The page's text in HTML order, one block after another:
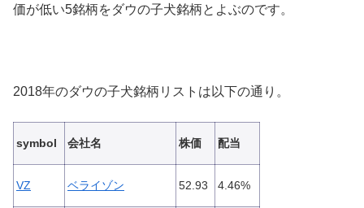
価が低い5銘柄をダウの子犬銘柄とよぶのです。
2018年のダウの子犬銘柄リストは以下の通り。
symbol 会社名 株価 配当
VZ ベライゾン 52.93 4.46%